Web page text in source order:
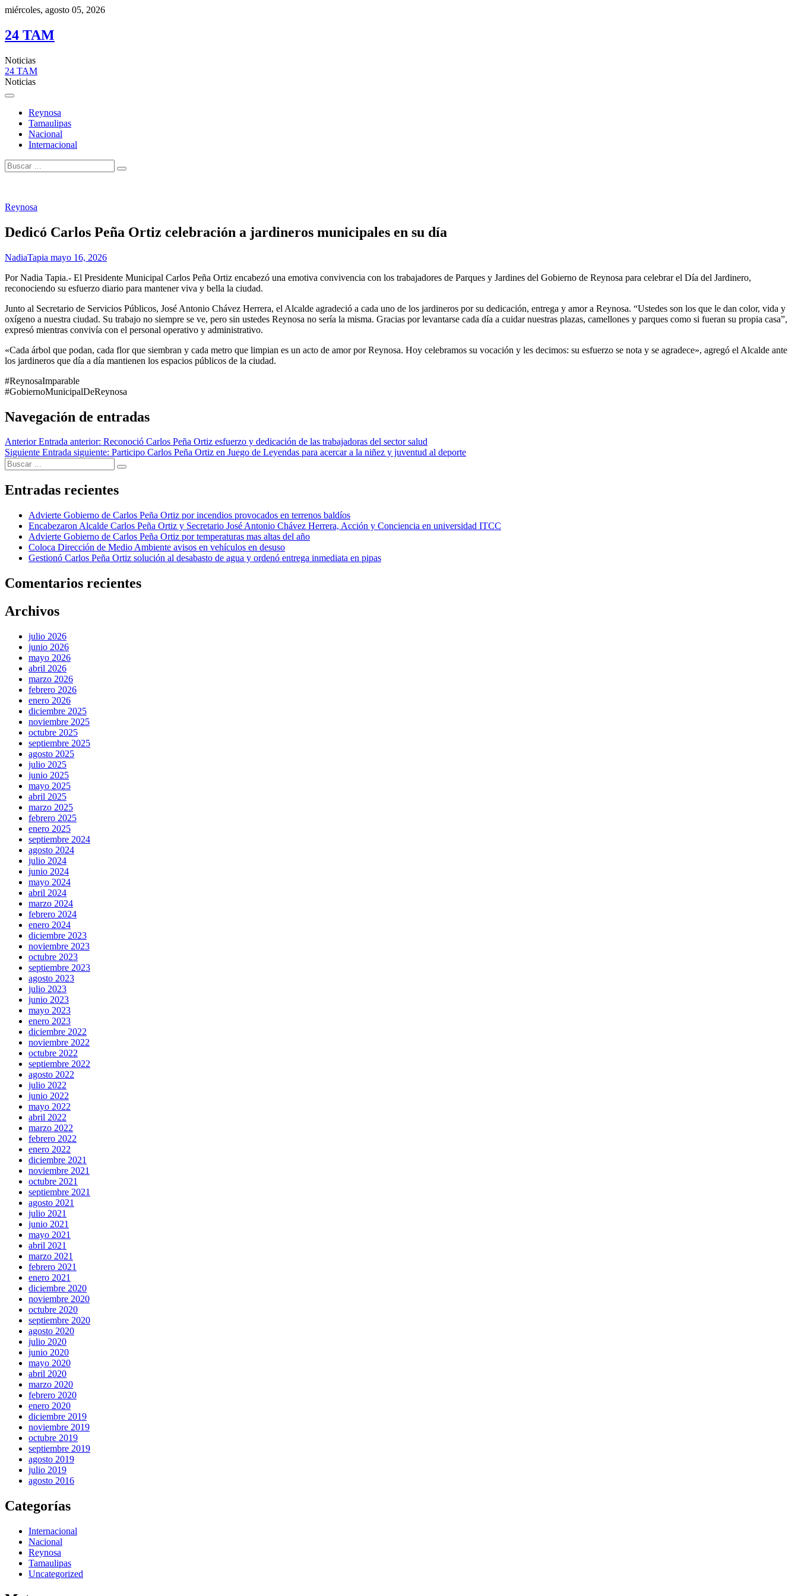
miércoles, agosto 05, 2026
24 TAM
Noticias
24 TAM
Noticias
Reynosa
Tamaulipas
Nacional
Internacional
Reynosa
Dedicó Carlos Peña Ortiz celebración a jardineros municipales en su día
NadiaTapia mayo 16, 2026
Por Nadia Tapia.- El Presidente Municipal Carlos Peña Ortiz encabezó una emotiva convivencia con los trabajadores de Parques y Jardines del Gobierno de Reynosa para celebrar el Día del Jardinero,
reconociendo su esfuerzo diario para mantener viva y bella la ciudad.
Junto al Secretario de Servicios Públicos, José Antonio Chávez Herrera, el Alcalde agradeció a cada uno de los jardineros por su dedicación, entrega y amor a Reynosa. “Ustedes son los que le dan color, vida y
oxígeno a nuestra ciudad. Su trabajo no siempre se ve, pero sin ustedes Reynosa no sería la misma. Gracias por levantarse cada día a cuidar nuestras plazas, camellones y parques como si fueran su propia casa”,
expresó mientras convivía con el personal operativo y administrativo.
«Cada árbol que podan, cada flor que siembran y cada metro que limpian es un acto de amor por Reynosa. Hoy celebramos su vocación y les decimos: su esfuerzo se nota y se agradece», agregó el Alcalde ante
los jardineros que día a día mantienen los espacios públicos de la ciudad.
#ReynosaImparable
#GobiernoMunicipalDeReynosa
Navegación de entradas
Anterior Entrada anterior: Reconoció Carlos Peña Ortiz esfuerzo y dedicación de las trabajadoras del sector salud
Siguiente Entrada siguiente: Participo Carlos Peña Ortiz en Juego de Leyendas para acercar a la niñez y juventud al deporte
Entradas recientes
Advierte Gobierno de Carlos Peña Ortiz por incendios provocados en terrenos baldíos
Encabezaron Alcalde Carlos Peña Ortiz y Secretario José Antonio Chávez Herrera, Acción y Conciencia en universidad ITCC
Advierte Gobierno de Carlos Peña Ortiz por temperaturas mas altas del año
Coloca Dirección de Medio Ambiente avisos en vehículos en desuso
Gestionó Carlos Peña Ortiz solución al desabasto de agua y ordenó entrega inmediata en pipas
Comentarios recientes
Archivos
julio 2026
junio 2026
mayo 2026
abril 2026
marzo 2026
febrero 2026
enero 2026
diciembre 2025
noviembre 2025
octubre 2025
septiembre 2025
agosto 2025
julio 2025
junio 2025
mayo 2025
abril 2025
marzo 2025
febrero 2025
enero 2025
septiembre 2024
agosto 2024
julio 2024
junio 2024
mayo 2024
abril 2024
marzo 2024
febrero 2024
enero 2024
diciembre 2023
noviembre 2023
octubre 2023
septiembre 2023
agosto 2023
julio 2023
junio 2023
mayo 2023
enero 2023
diciembre 2022
noviembre 2022
octubre 2022
septiembre 2022
agosto 2022
julio 2022
junio 2022
mayo 2022
abril 2022
marzo 2022
febrero 2022
enero 2022
diciembre 2021
noviembre 2021
octubre 2021
septiembre 2021
agosto 2021
julio 2021
junio 2021
mayo 2021
abril 2021
marzo 2021
febrero 2021
enero 2021
diciembre 2020
noviembre 2020
octubre 2020
septiembre 2020
agosto 2020
julio 2020
junio 2020
mayo 2020
abril 2020
marzo 2020
febrero 2020
enero 2020
diciembre 2019
noviembre 2019
octubre 2019
septiembre 2019
agosto 2019
julio 2019
agosto 2016
Categorías
Internacional
Nacional
Reynosa
Tamaulipas
Uncategorized